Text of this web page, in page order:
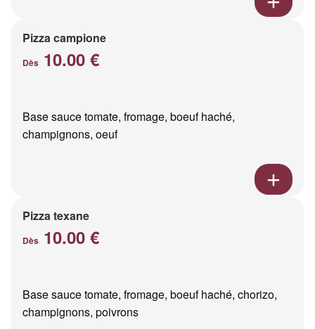
Pizza campione
Dès 10.00 €
Base sauce tomate, fromage, boeuf haché,
champignons, oeuf
Pizza texane
Dès 10.00 €
Base sauce tomate, fromage, boeuf haché, chorizo,
champignons, poivrons